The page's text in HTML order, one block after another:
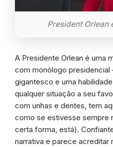
President Orlean
A Presidente Orlean é uma
com monólogo
gigantesco e uma
qualquer situação a seu
com unhas e dentes, tem
como se estivesse sempre
certa forma, está).
narrativa e parece acreditar